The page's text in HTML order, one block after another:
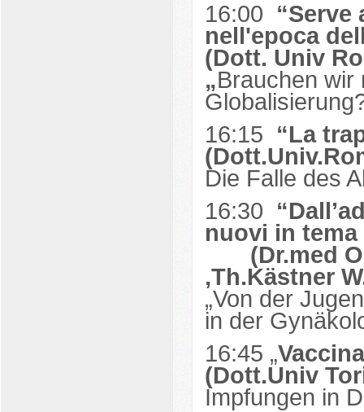
16:00 “Serve
nell'epoca
(Dott. Univ
„Brauchen wir
16:15 “La
Die Falle des
16:30
nuovi in
(Dr.med O.
,Th.Kästner
„Von der
in der
16:45 „
(Dott.Univ
Impfungen in